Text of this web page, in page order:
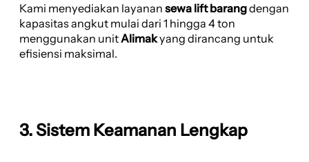
Kami menyediakan layanan sewa lift barangdengan
kapasitas angkut mulai dari 1 hingga 4 ton
menggunakan unit Alimakyang dirancang untuk
efisiensi maksimal.
3. Sistem Keamanan Lengkap